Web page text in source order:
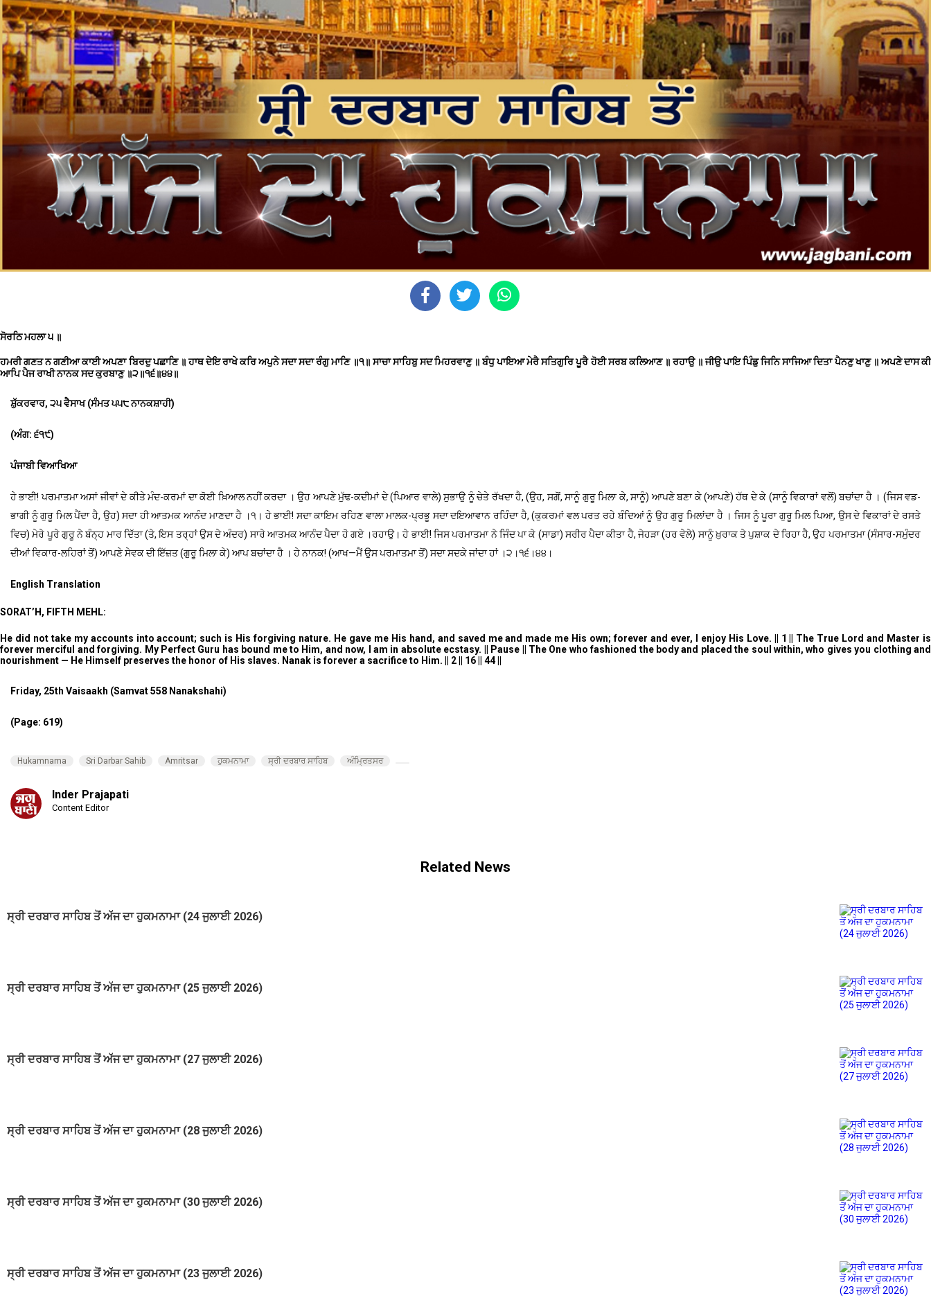
ਸੋਰਠਿ ਮਹਲਾ ੫ ॥
ਹਮਰੀ ਗਣਤ ਨ ਗਣੀਆ ਕਾਈ ਅਪਣਾ ਬਿਰਦੁ ਪਛਾਣਿ ॥ ਹਾਥ ਦੇਇ ਰਾਖੇ ਕਰਿ ਅਪੁਨੇ ਸਦਾ ਸਦਾ ਰੰਗੁ ਮਾਣਿ ॥੧॥ ਸਾਚਾ ਸਾਹਿਬੁ ਸਦ ਮਿਹਰਵਾਣੁ ॥ ਬੰਧੁ ਪਾਇਆ ਮੇਰੈ ਸਤਿਗੁਰਿ ਪੂਰੈ ਹੋਈ ਸਰਬ ਕਲਿਆਣ ॥ ਰਹਾਉ ॥ ਜੀਉ ਪਾਇ ਪਿੰਡੁ ਜਿਨਿ ਸਾਜਿਆ ਦਿਤਾ ਪੈਨਣੁ ਖਾਣੁ ॥ ਅਪਣੇ ਦਾਸ ਕੀ
ਆਪਿ ਪੈਜ ਰਾਖੀ ਨਾਨਕ ਸਦ ਕੁਰਬਾਣੁ ॥੨॥੧੬॥੪੪॥
ਸ਼ੁੱਕਰਵਾਰ, ੨੫ ਵੈਸਾਖ (ਸੰਮਤ ੫੫੮ ਨਾਨਕਸ਼ਾਹੀ)
(ਅੰਗ: ੬੧੯)
ਪੰਜਾਬੀ ਵਿਆਖਿਆ
ਹੇ ਭਾਈ! ਪਰਮਾਤਮਾ ਅਸਾਂ ਜੀਵਾਂ ਦੇ ਕੀਤੇ ਮੰਦ-ਕਰਮਾਂ ਦਾ ਕੋਈ ਖ਼ਿਆਲ ਨਹੀਂ ਕਰਦਾ । ਉਹ ਆਪਣੇ ਮੁੱਢ-ਕਦੀਮਾਂ ਦੇ (ਪਿਆਰ ਵਾਲੇ) ਸੁਭਾਉ ਨੂੰ ਚੇਤੇ ਰੱਖਦਾ ਹੈ, (ਉਹ, ਸਗੋਂ, ਸਾਨੂੰ ਗੁਰੂ ਮਿਲਾ ਕੇ, ਸਾਨੂੰ) ਆਪਣੇ ਬਣਾ ਕੇ (ਆਪਣੇ) ਹੱਥ ਦੇ ਕੇ (ਸਾਨੂੰ ਵਿਕਾਰਾਂ ਵਲੋਂ) ਬਚਾਂਦਾ ਹੈ । (ਜਿਸ ਵਡ-
ਭਾਗੀ ਨੂੰ ਗੁਰੂ ਮਿਲ ਪੈਂਦਾ ਹੈ, ਉਹ) ਸਦਾ ਹੀ ਆਤਮਕ ਆਨੰਦ ਮਾਣਦਾ ਹੈ ।੧। ਹੇ ਭਾਈ! ਸਦਾ ਕਾਇਮ ਰਹਿਣ ਵਾਲਾ ਮਾਲਕ-ਪ੍ਰਭੂ ਸਦਾ ਦਇਆਵਾਨ ਰਹਿੰਦਾ ਹੈ, (ਕੁਕਰਮਾਂ ਵਲ ਪਰਤ ਰਹੇ ਬੰਦਿਆਂ ਨੂੰ ਉਹ ਗੁਰੂ ਮਿਲਾਂਦਾ ਹੈ । ਜਿਸ ਨੂੰ ਪੂਰਾ ਗੁਰੂ ਮਿਲ ਪਿਆ, ਉਸ ਦੇ ਵਿਕਾਰਾਂ ਦੇ ਰਸਤੇ
ਵਿਚ) ਮੇਰੇ ਪੂਰੇ ਗੁਰੂ ਨੇ ਬੰਨ੍ਹ ਮਾਰ ਦਿੱਤਾ (ਤੇ, ਇਸ ਤਰ੍ਹਾਂ ਉਸ ਦੇ ਅੰਦਰ) ਸਾਰੇ ਆਤਮਕ ਆਨੰਦ ਪੈਦਾ ਹੋ ਗਏ ।ਰਹਾਉ। ਹੇ ਭਾਈ! ਜਿਸ ਪਰਮਾਤਮਾ ਨੇ ਜਿੰਦ ਪਾ ਕੇ (ਸਾਡਾ) ਸਰੀਰ ਪੈਦਾ ਕੀਤਾ ਹੈ, ਜੇਹੜਾ (ਹਰ ਵੇਲੇ) ਸਾਨੂੰ ਖ਼ੁਰਾਕ ਤੇ ਪੁਸ਼ਾਕ ਦੇ ਰਿਹਾ ਹੈ, ਉਹ ਪਰਮਾਤਮਾ (ਸੰਸਾਰ-ਸਮੁੰਦਰ
ਦੀਆਂ ਵਿਕਾਰ-ਲਹਿਰਾਂ ਤੋਂ) ਆਪਣੇ ਸੇਵਕ ਦੀ ਇੱਜ਼ਤ (ਗੁਰੂ ਮਿਲਾ ਕੇ) ਆਪ ਬਚਾਂਦਾ ਹੈ । ਹੇ ਨਾਨਕ! (ਆਖ—ਮੈਂ ਉਸ ਪਰਮਾਤਮਾ ਤੋਂ) ਸਦਾ ਸਦਕੇ ਜਾਂਦਾ ਹਾਂ ।੨।੧੬।੪੪।
English Translation
SORAT’H, FIFTH MEHL:
He did not take my accounts into account; such is His forgiving nature. He gave me His hand, and saved me and made me His own; forever and ever, I enjoy His Love. || 1 || The True Lord and Master is
forever merciful and forgiving. My Perfect Guru has bound me to Him, and now, I am in absolute ecstasy. || Pause || The One who fashioned the body and placed the soul within, who gives you clothing and
nourishment — He Himself preserves the honor of His slaves. Nanak is forever a sacrifice to Him. || 2 || 16 || 44 ||
Friday, 25th Vaisaakh (Samvat 558 Nanakshahi)
(Page: 619)
Hukamnama Sri Darbar Sahib Amritsar ਹੁਕਮਨਾਮਾ ਸ੍ਰੀ ਦਰਬਾਰ ਸਾਹਿਬ ਅੰਮ੍ਰਿਤਸਰ
Inder Prajapati
Content Editor
Related News
ਸ੍ਰੀ ਦਰਬਾਰ ਸਾਹਿਬ ਤੋਂ ਅੱਜ ਦਾ ਹੁਕਮਨਾਮਾ (24 ਜੁਲਾਈ 2026)
ਸ੍ਰੀ ਦਰਬਾਰ ਸਾਹਿਬ ਤੋਂ ਅੱਜ ਦਾ ਹੁਕਮਨਾਮਾ (25 ਜੁਲਾਈ 2026)
ਸ੍ਰੀ ਦਰਬਾਰ ਸਾਹਿਬ ਤੋਂ ਅੱਜ ਦਾ ਹੁਕਮਨਾਮਾ (27 ਜੁਲਾਈ 2026)
ਸ੍ਰੀ ਦਰਬਾਰ ਸਾਹਿਬ ਤੋਂ ਅੱਜ ਦਾ ਹੁਕਮਨਾਮਾ (28 ਜੁਲਾਈ 2026)
ਸ੍ਰੀ ਦਰਬਾਰ ਸਾਹਿਬ ਤੋਂ ਅੱਜ ਦਾ ਹੁਕਮਨਾਮਾ (30 ਜੁਲਾਈ 2026)
ਸ੍ਰੀ ਦਰਬਾਰ ਸਾਹਿਬ ਤੋਂ ਅੱਜ ਦਾ ਹੁਕਮਨਾਮਾ (23 ਜੁਲਾਈ 2026)